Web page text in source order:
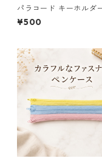
パラコード キーホルダ
ー ブラック 編み込み s31
¥500